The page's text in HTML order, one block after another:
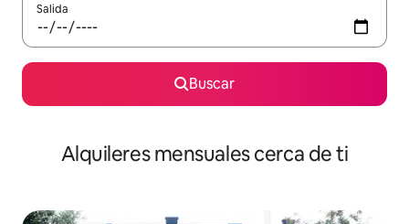
Salida
Buscar
Alquileres mensuales cerca de ti